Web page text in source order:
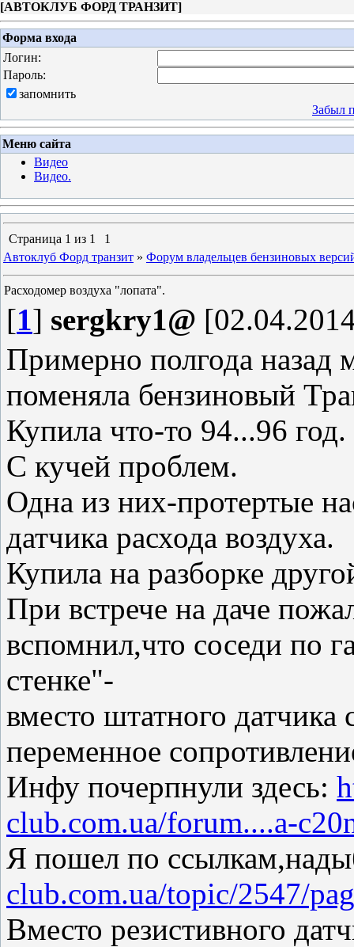
[АВТОКЛУБ ФОРД ТРАНЗИТ]
Форма входа
Логин:
Пароль:
запомнить
Забыл
Меню сайта
Видео
Видео.
Страница 1 из 1
1
Автоклуб Форд транзит » Форум владельцев бензиновых
Расходомер воздуха "лопата".
[1] sergkry1@
Примерно полгода назад
поменяла бензиновый
Купила что-то 94...96 год.
С кучей проблем.
Одна из них-протертые
датчика расхода воздуха.
Купила на разборке
При встрече на даче
вспомнил,что соседи по
стенке"-
вместо штатного датчика
переменное
Инфу почерпнули здесь:
club.com.ua/forum....a-
Я пошел по
club.com.ua/topic/2547/
Вместо резистивного